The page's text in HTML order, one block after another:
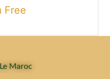
Free
Maroc